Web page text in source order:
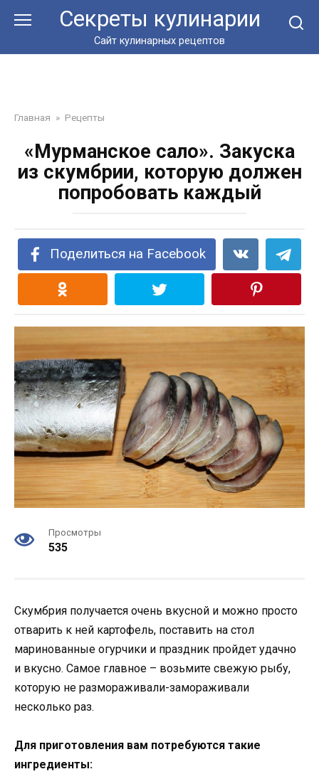
Секреты кулинарии
Сайт кулинарных рецептов
Главная » Рецепты
«Мурманское сало». Закуска
из скумбрии, которую должен
попробовать каждый
Поделиться на Facebook
Просмотры
535
Скумбрия получается очень вкусной и можно просто
отварить к ней картофель, поставить на стол
маринованные огурчики и праздник пройдет удачно
и вкусно. Самое главное – возьмите свежую рыбу,
которую не размораживали-замораживали
несколько раз.
Для приготовления вам потребуются такие
ингредиенты: